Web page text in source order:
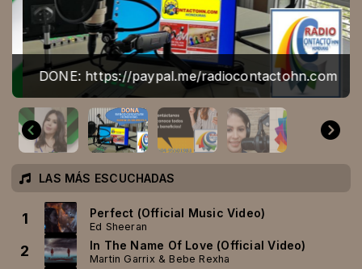
DONE: https://paypal.me/radiocontactohn.com
LAS MÁS ESCUCHADAS
1 Perfect (Official Music Video)
Ed Sheeran
2 In The Name Of Love (Official Video)
Martin Garrix & Bebe Rexha